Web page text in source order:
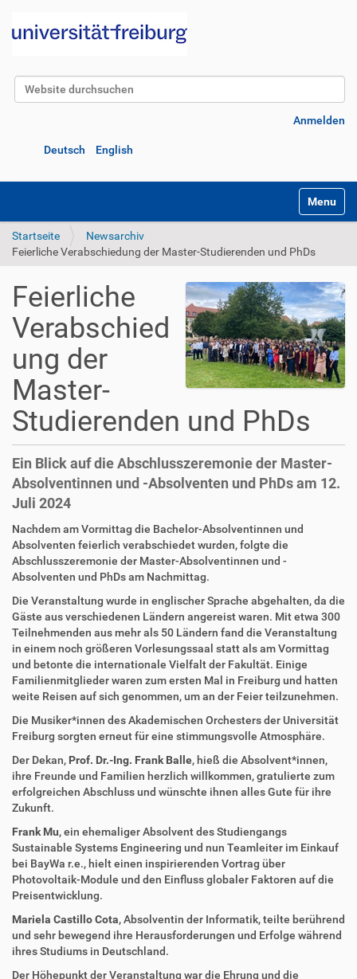
Website durchsuchen
Anmelden
Deutsch English
Startseite
Newsarchiv
Feierliche Verabschiedung der Master-Studierenden und PhDs
Feierliche
Verabschied
ung der
Master-
Studierenden und PhDs
Ein Blick auf die Abschlusszeremonie der Master-
Absolventinnen und -Absolventen und PhDs am 12.
Juli 2024
Nachdem am Vormittag die Bachelor-Absolventinnen und
Absolventen feierlich verabschiedet wurden, folgte die
Abschlusszeremonie der Master-Absolventinnen und -
Absolventen und PhDs am Nachmittag.
Die Veranstaltung wurde in englischer Sprache abgehalten, da die
Gäste aus verschiedenen Ländern angereist waren. Mit etwa 300
Teilnehmenden aus mehr als 50 Ländern fand die Veranstaltung
in einem noch größeren Vorlesungssaal statt als am Vormittag
und betonte die internationale Vielfalt der Fakultät. Einige
Familienmitglieder waren zum ersten Mal in Freiburg und hatten
weite Reisen auf sich genommen, um an der Feier teilzunehmen.
Die Musiker*innen des Akademischen Orchesters der Universität
Freiburg sorgten erneut für eine stimmungsvolle Atmosphäre.
Der Dekan, Prof. Dr.-Ing. Frank Balle, hieß die Absolvent*innen,
ihre Freunde und Familien herzlich willkommen, gratulierte zum
erfolgreichen Abschluss und wünschte ihnen alles Gute für ihre
Zukunft.
Frank Mu, ein ehemaliger Absolvent des Studiengangs
Sustainable Systems Engineering und nun Teamleiter im Einkauf
bei BayWa r.e., hielt einen inspirierenden Vortrag über
Photovoltaik-Module und den Einfluss globaler Faktoren auf die
Preisentwicklung.
Mariela Castillo Cota, Absolventin der Informatik, teilte berührend
und sehr bewegend ihre Herausforderungen und Erfolge während
ihres Studiums in Deutschland.
Der Höhepunkt der Veranstaltung war die Ehrung und die